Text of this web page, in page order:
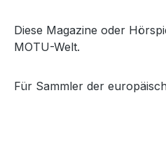
Diese Magazine oder
MOTU-Welt.
Für Sammler der